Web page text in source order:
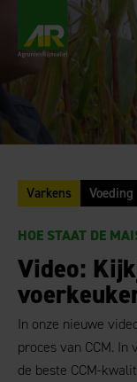
AgruniekRijnvallei
Varkens Voeding
HOE STAAT DE
Video:
In onze nieuwe
proces van CCM.
de beste CCM-